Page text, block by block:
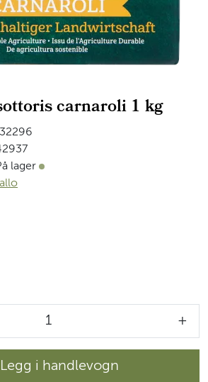
carnaroli 1 kg
lager På lager
+
Legg i handlevogn